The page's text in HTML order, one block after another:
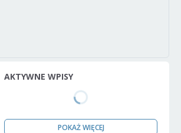
AKTYWNE WPISY
POKAŻ WIĘCEJ